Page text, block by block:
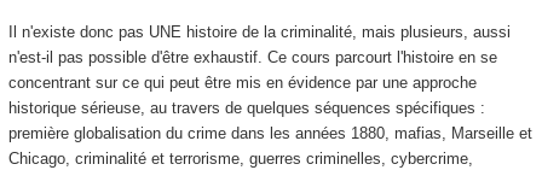
Il n'existe donc pas UNE histoire de la criminalité, mais plusieurs, aussi
n'est-il pas possible d'être exhaustif. Ce cours parcourt l'histoire en se
concentrant sur ce qui peut être mis en évidence par une approche
historique sérieuse, au travers de quelques séquences spécifiques :
première globalisation du crime dans les années 1880, mafias, Marseille et
Chicago, criminalité et terrorisme, guerres criminelles, cybercrime,